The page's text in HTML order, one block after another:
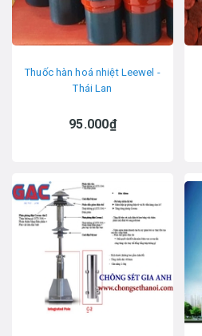
Thuốc hàn hoá nhiệt Leewel -
Thái Lan
95.000₫